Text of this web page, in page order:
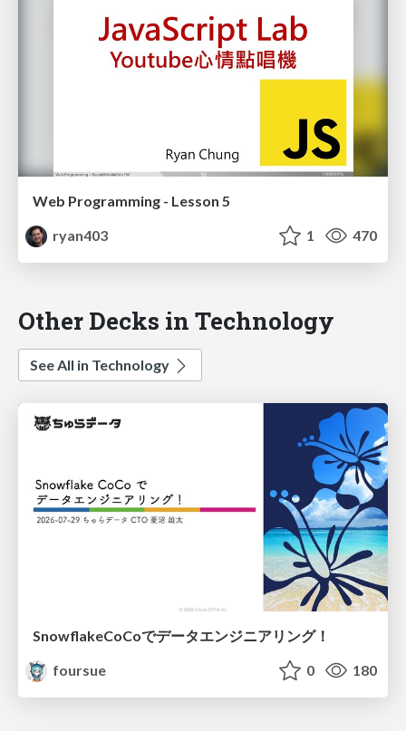
Web Programming - Lesson 5
ryan403
1 470
Other Decks in Technology
See All in Technology
SnowflakeCoCoでデータエンジニアリング！
foursue
0 180